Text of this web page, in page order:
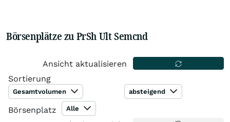
Börsenplätze zu PrSh Ult Semcnd
Ansicht aktualisieren
Sortierung
Gesamtvolumen absteigend
Börsenplatz Alle